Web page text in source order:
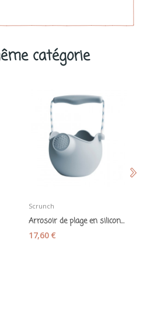
catégorie
Scrunch
Arrosoir de plage en silicone souple "Scrunch...
17,60 €